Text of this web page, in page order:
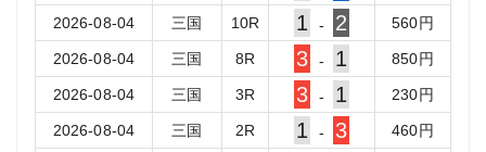
2026-08-04 三国 10R 1 - 2 560円
2026-08-04 三国 8R 3 - 1 850円
2026-08-04 三国 3R 3 - 1 230円
2026-08-04 三国 2R 1 - 3 460円